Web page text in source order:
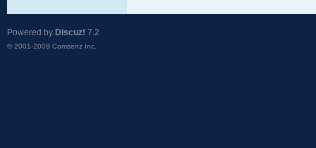
Powered by Discuz! 7.2
© 2001-2009 Comsenz Inc.